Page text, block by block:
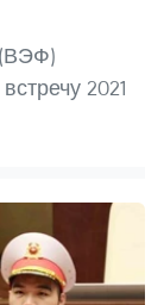
2021